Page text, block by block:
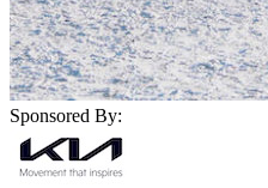
Sponsored By: